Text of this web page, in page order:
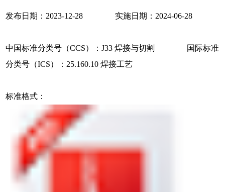
发布日期：2023-12-28 实施日期：2024-06-28
中国标准分类号（CCS）：J33 焊接与切割 国际标准
分类号（ICS）：25.160.10 焊接工艺
标准格式：